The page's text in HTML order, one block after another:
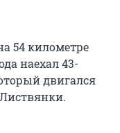
54 километре
наехал 43-
двигался